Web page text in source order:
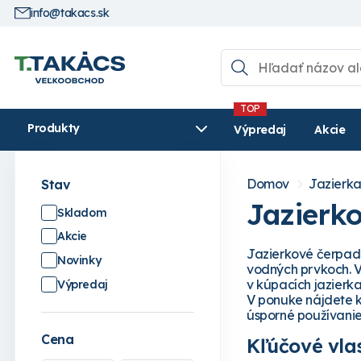
info@takacs.sk
Produkty Výpredaj Akcie
Stav
Skladom
Akcie
Novinky
Výpredaj
Cena
Domov Jazierka
Jazierkové
vodných prvkoch.
v kúpacích
V ponuke nájdete
úsporné
Kľúčové